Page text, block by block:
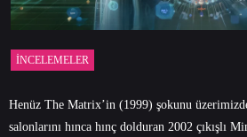
İNCELEMELER
Henüz The Matrix’in (1999) şokunu
salonlarını hınca hınç dolduran 2002 çıkışlı